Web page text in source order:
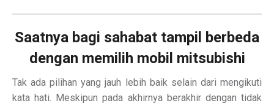
Saatnya bagi sahabat tampil berbeda
dengan memilih mobil mitsubishi
Tak ada pilihan yang jauh lebih baik selain dari mengikuti
kata hati. Meskipun pada akhirnya berakhir dengan tidak